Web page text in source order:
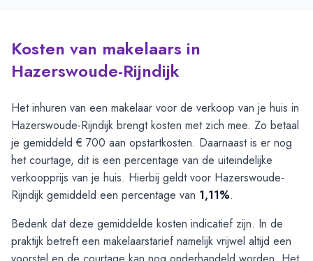
Kosten van makelaars in
Hazerswoude-Rijndijk
Het inhuren van een makelaar voor de verkoop van je huis in
Hazerswoude-Rijndijk brengt kosten met zich mee. Zo betaal
je gemiddeld € 700 aan opstartkosten. Daarnaast is er nog
het courtage, dit is een percentage van de uiteindelijke
verkoopprijs van je huis. Hierbij geldt voor Hazerswoude-
Rijndijk gemiddeld een percentage van 1,11%.
Bedenk dat deze gemiddelde kosten indicatief zijn. In de
praktijk betreft een makelaarstarief namelijk vrijwel altijd een